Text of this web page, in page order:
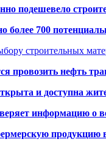
подешевело
более 700
строительных
провозить нефть
и доступна
информацию о